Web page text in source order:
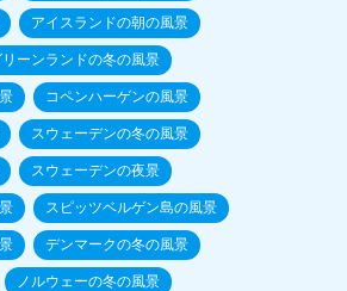
アイスランドの朝の風景
リーンランドの冬の風景
コペンハーゲンの風景
スウェーデンの冬の風景
スウェーデンの夜景
スピッツベルゲン島の風景
デンマークの冬の風景
ノルウェーの冬の風景